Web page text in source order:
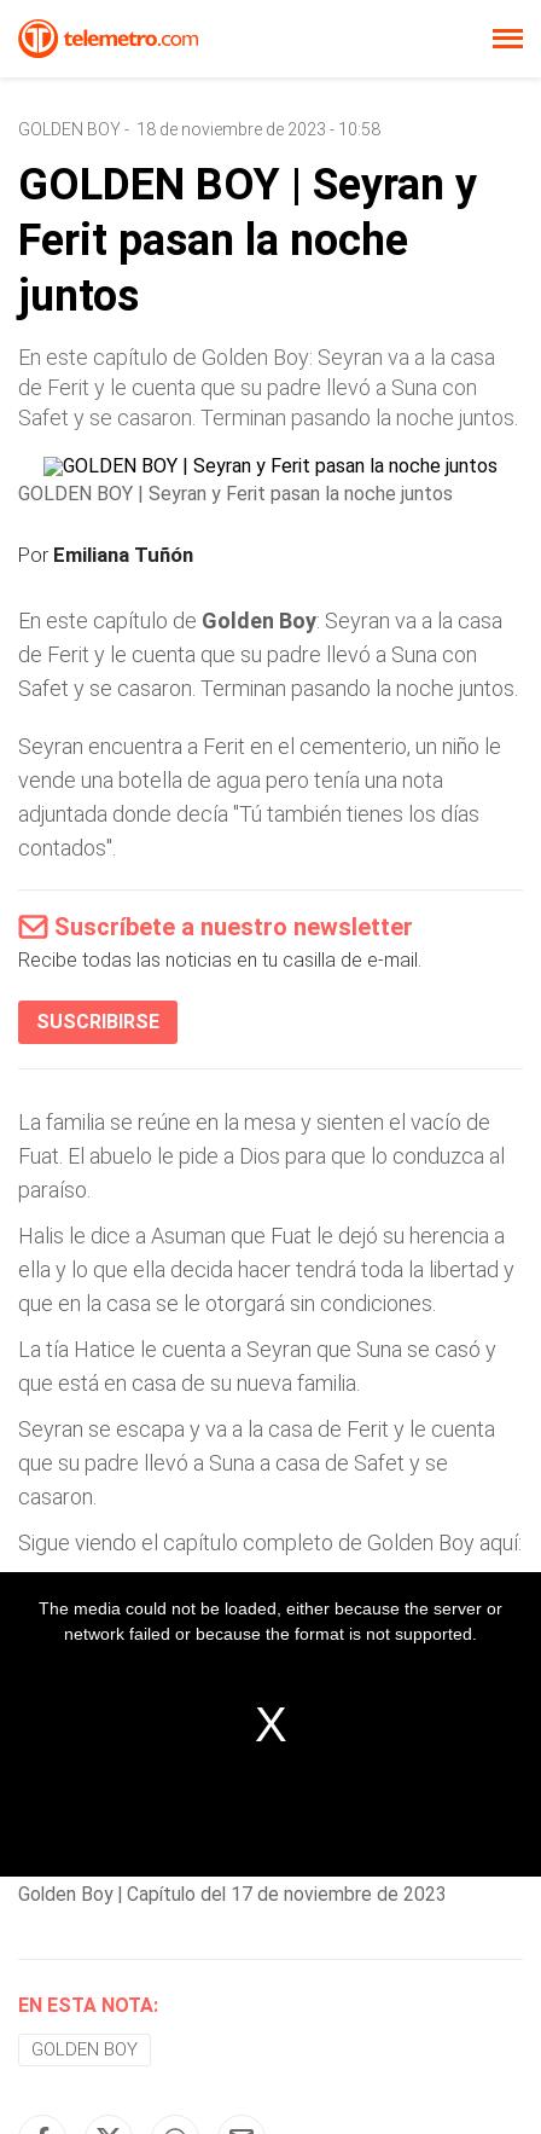
GOLDEN BOY- 18 de noviembre de 2023 - 10:58
GOLDEN BOY | Seyran y
Ferit pasan la noche
juntos
En este capítulo de Golden Boy: Seyran va a la casa
de Ferit y le cuenta que su padre llevó a Suna con
Safet y se casaron. Terminan pasando la noche juntos.
GOLDEN BOY | Seyran y Ferit pasan la noche juntos
Por Emiliana Tuñón
En este capítulo de Golden Boy: Seyran va a la casa
de Ferit y le cuenta que su padre llevó a Suna con
Safet y se casaron. Terminan pasando la noche juntos.
Seyran encuentra a Ferit en el cementerio, un niño le
vende una botella de agua pero tenía una nota
adjuntada donde decía "Tú también tienes los días
contados".
Suscríbete a nuestro newsletter
Recibe todas las noticias en tu casilla de e-mail.
SUSCRIBIRSE
La familia se reúne en la mesa y sienten el vacío de
Fuat. El abuelo le pide a Dios para que lo conduzca al
paraíso.
Halis le dice a Asuman que Fuat le dejó su herencia a
ella y lo que ella decida hacer tendrá toda la libertad y
que en la casa se le otorgará sin condiciones.
La tía Hatice le cuenta a Seyran que Suna se casó y
que está en casa de su nueva familia.
Seyran se escapa y va a la casa de Ferit y le cuenta
que su padre llevó a Suna a casa de Safet y se
casaron.
Sigue viendo el capítulo completo de Golden Boy aquí:
Golden Boy | Capítulo del 17 de noviembre de 2023
EN ESTA NOTA:
GOLDEN BOY